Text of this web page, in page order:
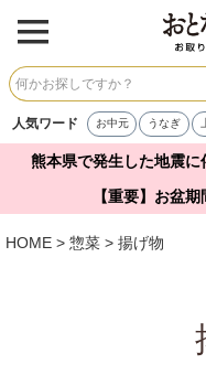
人気ワード お中元 うなぎ
熊本県で発生した地震
【重要】お盆
HOME 惣菜 揚げ物